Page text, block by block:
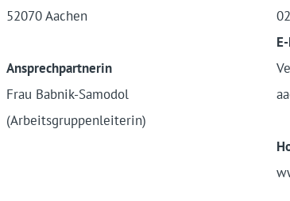
52070 Aachen
Ansprechpartnerin
Frau Babnik-Samodol
(Arbeitsgruppenleiterin)